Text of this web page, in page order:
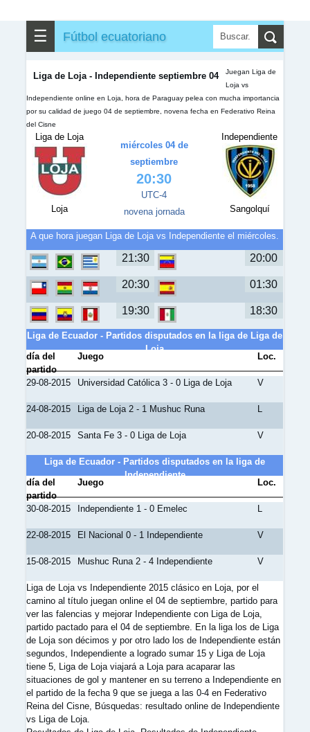
☰ Fútbol ecuatoriano
Liga de Loja - Independiente septiembre 04
Juegan Liga de
Loja vs
Independiente online en Loja, hora de Paraguay pelea con mucha importancia
por su calidad de juego 04 de septiembre, novena fecha en Federativo Reina
del Cisne
Liga de Loja
Loja
miércoles 04 de
septiembre
20:30
UTC-4
novena jornada
Independiente
Sangolquí
A que hora juegan Liga de Loja vs Independiente el miércoles.
21:30 20:00
20:30 01:30
19:30 18:30
Liga de Ecuador - Partidos disputados en la liga de Liga de
Loja
día del
partido
Juego Loc.
29-08-2015 Universidad Católica 3 - 0 Liga de Loja V
24-08-2015 Liga de Loja 2 - 1 Mushuc Runa L
20-08-2015 Santa Fe 3 - 0 Liga de Loja V
Liga de Ecuador - Partidos disputados en la liga de
Independiente
día del
partido
Juego Loc.
30-08-2015 Independiente 1 - 0 Emelec L
22-08-2015 El Nacional 0 - 1 Independiente V
15-08-2015 Mushuc Runa 2 - 4 Independiente V
Liga de Loja vs Independiente 2015 clásico en Loja, por el
camino al título juegan online el 04 de septiembre, partido para
ver las falencias y mejorar Independiente con Liga de Loja,
partido pactado para el 04 de septiembre. En la liga los de Liga
de Loja son décimos y por otro lado los de Independiente están
segundos, Independiente a logrado sumar 15 y Liga de Loja
tiene 5, Liga de Loja viajará a Loja para acaparar las
situaciones de gol y mantener en su terreno a Independiente en
el partido de la fecha 9 que se juega a las 0-4 en Federativo
Reina del Cisne, Búsquedas: resultado online de Independiente
vs Liga de Loja.